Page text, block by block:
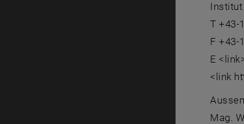
Institut
T +43-
F +43-
E
<link
Mag.